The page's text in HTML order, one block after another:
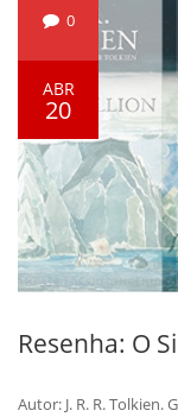
0
ABR
20
Resenha: O
Autor: J. R. R. Tolkien.